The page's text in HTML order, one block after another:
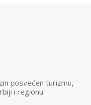
posvećen turizmu,
i regionu.